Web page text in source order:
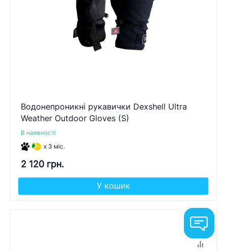
Водонепроникні рукавички Dexshell Ultra
Weather Outdoor Gloves (S)
В наявності
x 3 міс.
2 120 грн.
У кошик